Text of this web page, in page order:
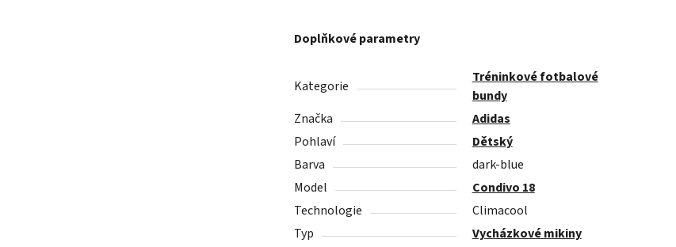
Doplňkové parametry
Kategorie
Tréninkové fotbalové
bundy
Značka
Adidas
Pohlaví
Dětský
Barva
dark-blue
Model
Condivo 18
Technologie
Climacool
Typ
Vycházkové mikiny